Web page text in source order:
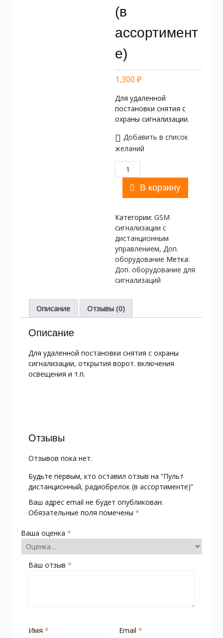
(в
ассортимент
е)
1,300₽
Для удаленной
постановки снятия с
охраны сигнализации.
Добавить в список
желаний
Количество
Пульт
дистанционный,
радиобрелок
ассортименте)
В корзину
Категории:GSM
cигнализации c
дистанционным
управлением, Доп.
оборудование Метка:
Доп. оборудование для
сигнализаций
Описание Отзывы (0)
Описание
Для удаленной постановки снятия с охраны
сигнализации, открытия ворот. включения
освещения и т.п.
Отзывы
Отзывов пока нет.
Будьте первым, кто оставил отзыв на “Пульт
дистанционный, радиобрелок (в ассортименте)”
Ваш адрес email не будет опубликован.
Обязательные поля помечены *
Ваша оценка *
Ваш отзыв *
Имя * Email *